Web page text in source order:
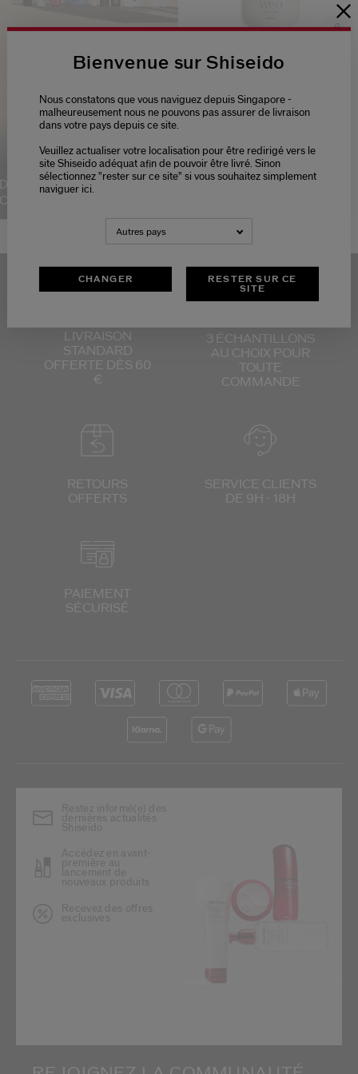
Une trousse et 7 cadeaux
offerts dès 120€ d'achats.
SON
4.6 (747)
Hydratation - Recharge
2 Tailles
REFILL
Type de peau: Sèche, Grasse
Gammes WASO
LIVRAISON
STANDARD
OFFERTE DÈS 60
€
3 ÉCHANTILLONS
AU CHOIX POUR
TOUTE
COMMANDE
RETOURS
OFFERTS
SERVICE CLIENTS
DE 9H - 18H
PAIEMENT
SÉCURISÉ
Bienvenue sur Shiseido
Nous constatons que vous naviguez depuis Singapore -
malheureusement nous ne pouvons pas assurer de livraison
dans votre pays depuis ce site.
Veuillez actualiser votre localisation pour être redirigé vers le
site Shiseido adéquat afin de pouvoir être livré. Sinon
sélectionnez "rester sur ce site" si vous souhaitez simplement
naviguer ici.
Autres pays
CHANGER
RESTER SUR CE
SITE